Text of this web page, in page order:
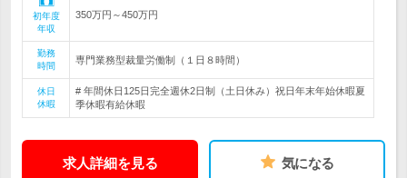
初年度
年収
350万円～450万円
勤務
時間
専門業務型裁量労働制（１日８時間）
休日
休暇
# 年間休日125日完全週休2日制（土日休み）祝日年末年始休暇夏
季休暇有給休暇
求人詳細を見る 気になる